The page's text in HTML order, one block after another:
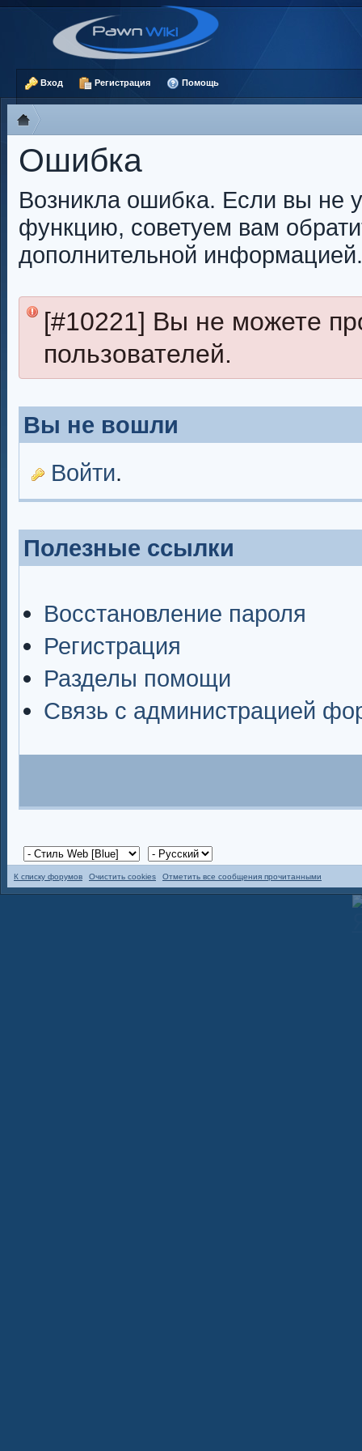
Вход Регистрация Помощь
Ошибка
Возникла ошибка. Если вы не
функцию, советуем вам
дополнительной информацией.
[#10221] Вы не можете
пользователей.
Вы не вошли
Войти.
Полезные ссылки
Восстановление пароля
Регистрация
Разделы помощи
Связь с администрацией
К списку форумов Очистить cookies Отметить все сообщения прочитанными